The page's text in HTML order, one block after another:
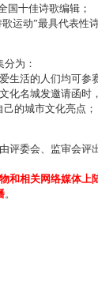
国十佳诗歌编辑；
运动”最具代表性
为：
生活的人们均可参
名城发邀请函时
的城市文化亮点；
评委会、监审会评
和相关网络媒体
。